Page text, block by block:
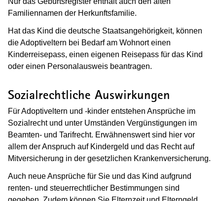
Familiennamen der Herkunftsfamilie.
Hat das Kind die deutsche Staatsangehörigkeit, können
die Adoptiveltern bei Bedarf am Wohnort einen
Kinderreisepass, einen eigenen Reisepass für das Kind
oder einen Personalausweis beantragen.
Sozialrechtliche Auswirkungen
Für Adoptiveltern und -kinder entstehen Ansprüche im
Sozialrecht und unter Umständen Vergünstigungen im
Beamten- und Tarifrecht. Erwähnenswert sind hier vor
allem der Anspruch auf Kindergeld und das Recht auf
Mitversicherung in der gesetzlichen Krankenversicherung.
Auch neue Ansprüche für Sie und das Kind aufgrund
renten- und steuerrechtlicher Bestimmungen sind